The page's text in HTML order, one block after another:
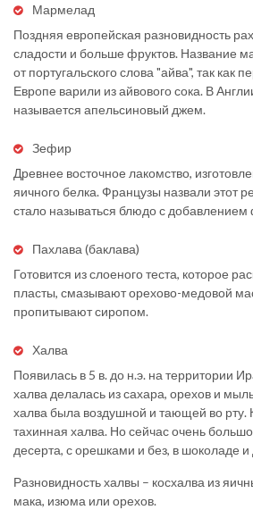
Мармелад
Поздняя европейская разновидность
сладости и больше фруктов. Название
от португальского слова "айва", так как
Европе варили из айвового сока. В
называется апельсиновый джем.
Зефир
Древнее восточное лакомство,
яичного белка. Французы назвали этот
стало называться блюдо с добавлением
Пахлава (баклава)
Готовится из слоеного теста, которое
пласты, смазывают орехово-медовой
пропитывают сиропом.
Халва
Появилась в 5 в. до н.э. на территории
халва делалась из сахара, орехов и
халва была воздушной и тающей во рту.
тахинная халва. Но сейчас очень
десерта, с орешками и без, в шоколаде и
Разновидность халвы – косхалва из
мака, изюма или орехов.